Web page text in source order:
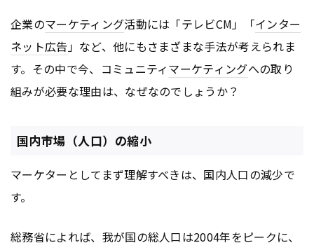
企業のマーケティング活動には「テレビCM」「インター
ネット広告」など、他にもさまざまな手法が考えられま
す。その中で今、コミュニティマーケティングへの取り
組みが必要な理由は、なぜなのでしょうか？
国内市場（人口）の縮小
マーケターとしてまず理解すべきは、国内人口の減少で
す。
総務省によれば、我が国の総人口は2004年をピークに、